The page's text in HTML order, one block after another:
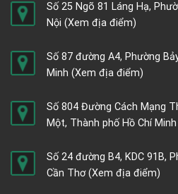
Số 25 Ngõ 81 Láng Hạ,
Nội (Xem địa điểm)
Số 87 đường A4, Phường
Minh (Xem địa điểm)
Số 804 Đường Cách Mạng
Một, Thành phố Hồ Chí Minh
Số 24 đường B4, KDC 91B,
Cần Thơ(Xem địa điểm)